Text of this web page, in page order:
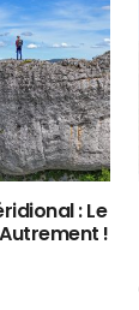
: Le
!